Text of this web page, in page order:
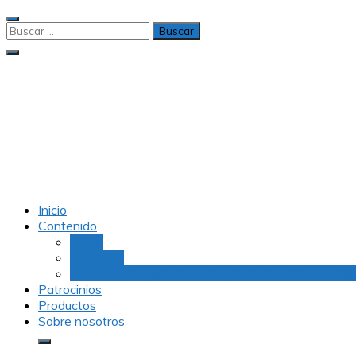
Inicio
Contenido
Patrocinios
Productos
Sobre nosotros